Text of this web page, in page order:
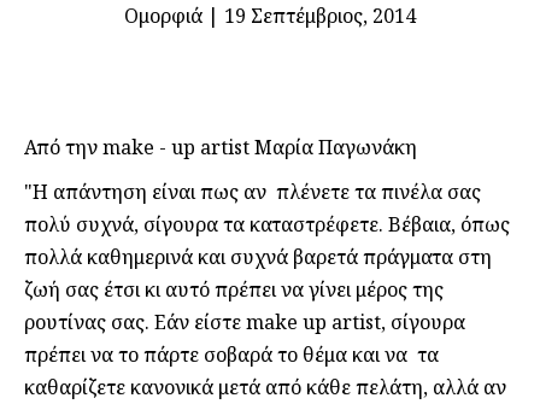
Ομορφιά | 19 Σεπτέμβριος, 2014
Από την make - up artist Μαρία Παγωνάκη
"Η απάντηση είναι πως αν πλένετε τα πινέλα σας
πολύ συχνά, σίγουρα τα καταστρέφετε. Βέβαια, όπως
πολλά καθημερινά και συχνά βαρετά πράγματα στη
ζωή σας έτσι κι αυτό πρέπει να γίνει μέρος της
ρουτίνας σας. Εάν είστε make up artist, σίγουρα
πρέπει να το πάρτε σοβαρά το θέμα και να τα
καθαρίζετε κανονικά μετά από κάθε πελάτη, αλλά αν